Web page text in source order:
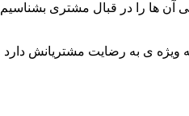
ها را در قبال مشتری
ی به رضایت مشتریانش